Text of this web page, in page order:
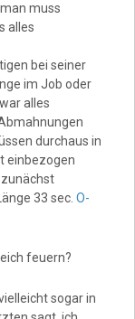
muss
alles
bei seiner
im Job oder
alles
durchaus in
einbezogen
33 sec. O-
feuern?
sogar in